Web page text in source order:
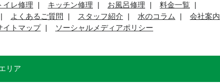
イレ修理 キッチン修理 お風呂修理
料金一覧
よくあるご質問 スタッフ紹介 水のコラム
会社案内
イトマップ ソーシャルメディアポリシー
リア